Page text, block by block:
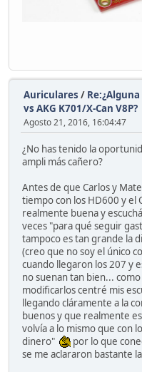
Auriculares /
vs AKG K701/X-Can V8P?
Agosto 21, 2016, 16:04:47
¿No has tenido la
ampli más cañero?
Antes de que Carlos y
tiempo con los HD600 y el
realmente buena y
veces "para qué seguir
tampoco es tan grande la
(creo que no soy el único
cuando llegaron los 207 y
no suenan tan bien...
modificarlos centré mis
llegando cláramente a la
buenos y que realmente
volvía a lo mismo que con
dinero"
por lo que
se me aclararon bastante